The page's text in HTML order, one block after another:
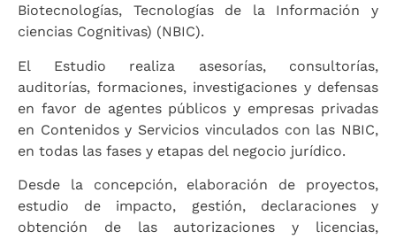
Biotecnologías, Tecnologías de la Información y
ciencias Cognitivas) (NBIC).
El Estudio realiza asesorías, consultorías,
auditorías, formaciones, investigaciones y defensas
en favor de agentes públicos y empresas privadas
en Contenidos y Servicios vinculados con las NBIC,
en todas las fases y etapas del negocio jurídico.
Desde la concepción, elaboración de proyectos,
estudio de impacto, gestión, declaraciones y
obtención de las autorizaciones y licencias,